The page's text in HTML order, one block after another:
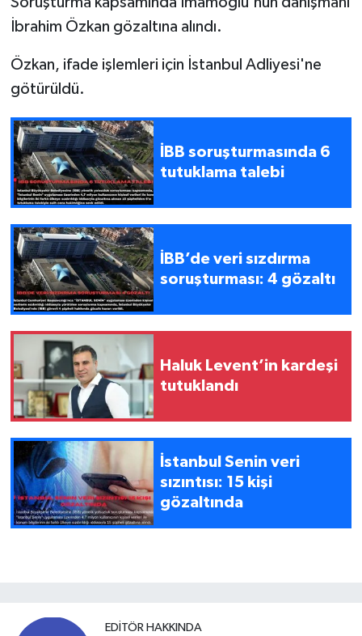
İbrahim Özkan gözaltına alındı.
Özkan, ifade işlemleri için İstanbul Adliyesi'ne
götürüldü.
İBB soruşturmasında 6
tutuklama talebi
İBB’de veri sızdırma
soruşturması: 4 gözaltı
Haluk Levent’in kardeşi
tutuklandı
İstanbul Senin veri
sızıntısı: 15 kişi
gözaltında
EDITÖR HAKKINDA